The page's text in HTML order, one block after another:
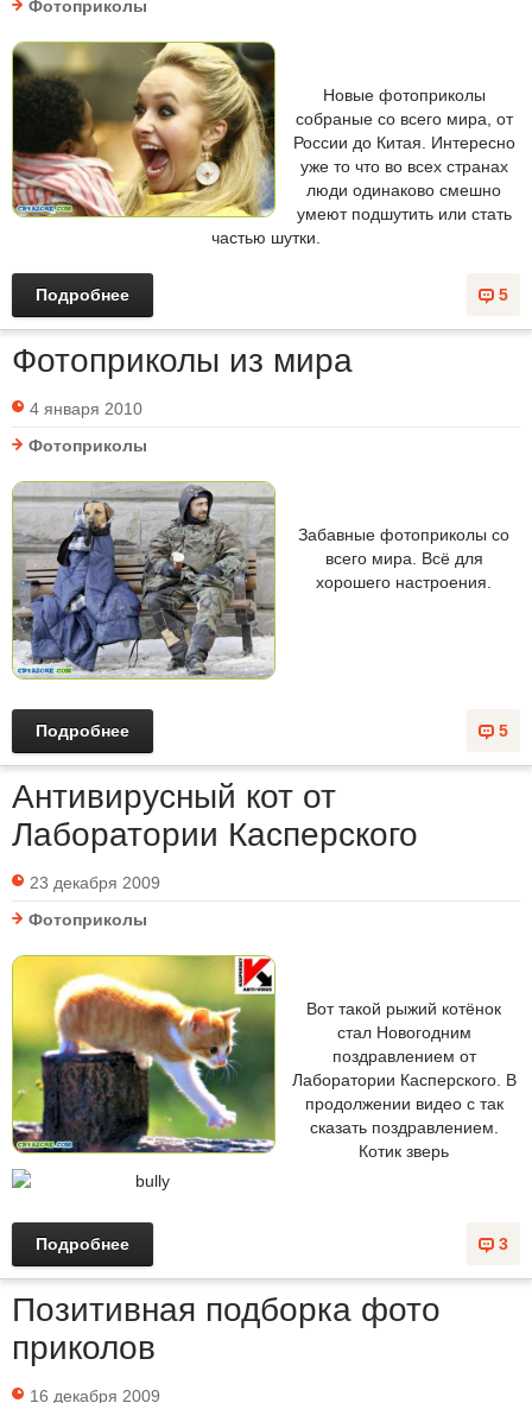
Фотоприколы
Новые фотоприколы
собраные со всего мира, от
России до Китая. Интересно
уже то что во всех странах
люди одинаково смешно
умеют подшутить или стать
частью шутки.
5
Подробнее
Фотоприколы из мира
4 января 2010
Фотоприколы
Забавные фотоприколы со
всего мира. Всё для
хорошего настроения.
5
Подробнее
Антивирусный кот от
Лаборатории Касперского
23 декабря 2009
Фотоприколы
Вот такой рыжий котёнок
стал Новогодним
поздравлением от
Лаборатории Касперского. В
продолжении видео с так
сказать поздравлением.
Котик зверь
3
Подробнее
Позитивная подборка фото
приколов
16 декабря 2009